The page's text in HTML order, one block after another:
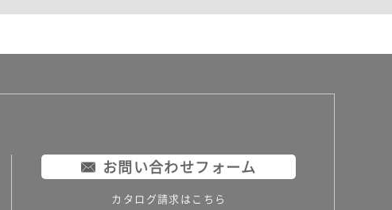
お問い合わせフォーム
カタログ請求はこちら